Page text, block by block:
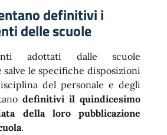
definitivi i
delle scuole
adottati dalle scuole
le specifiche disposizioni
del personale e degli
definitivi il quindicesimo
della loro pubblicazione
.